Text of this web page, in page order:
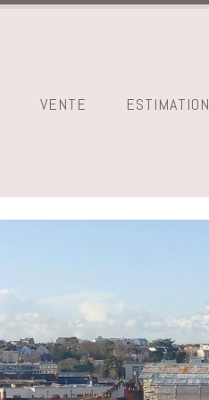
VENTE ESTIMATION